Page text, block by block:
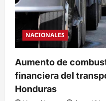
NACIONALES
Aumento de
financiera del
Honduras